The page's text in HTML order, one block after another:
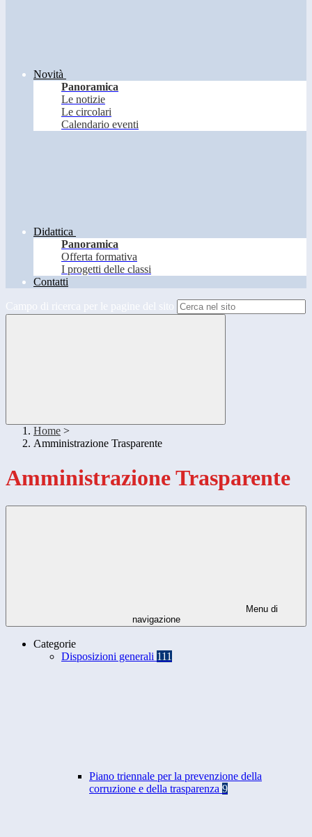
Novità
Panoramica
Le notizie
Le circolari
Calendario eventi
Didattica
Panoramica
Offerta formativa
I progetti delle classi
Contatti
Campo di ricerca per le pagine del sito
Home >
Amministrazione Trasparente
Amministrazione Trasparente
Menu di
navigazione
Categorie
Disposizioni generali 111
Piano triennale per la prevenzione della
corruzione e della trasparenza 9